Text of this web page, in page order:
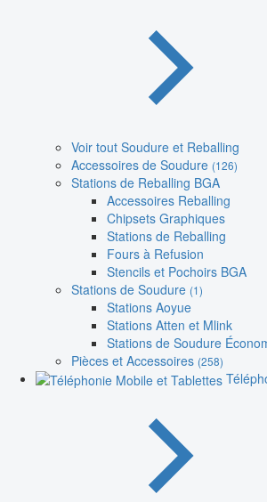
Voir tout Soudure et Reballing
Accessoires de Soudure (126)
Stations de Reballing BGA
Accessoires Reballing
Chipsets Graphiques
Stations de Reballing
Fours à Refusion
Stencils et Pochoirs BGA
Stations de Soudure (1)
Stations Aoyue
Stations Atten et Mlink
Stations de Soudure
Pièces et Accessoires (258)